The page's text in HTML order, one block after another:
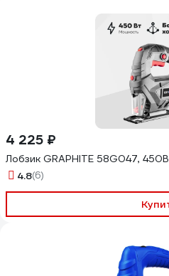
4 225 ₽
Лобзик GRAPHITE 58G047,
4.8(6)